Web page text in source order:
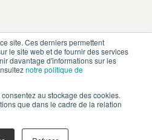
site. Ces derniers permettent
le site web et de fournir des services
davantage d'informations sur les
notre politique de
au stockage des cookies.
que dans le cadre de la relation
Mentions légales